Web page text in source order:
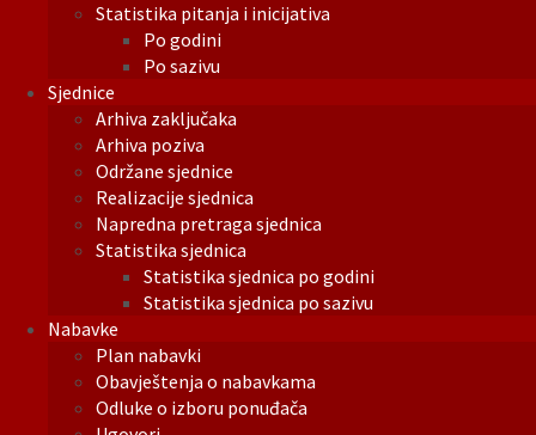
Statistika pitanja i inicijativa
Po godini
Po sazivu
Sjednice
Arhiva zaključaka
Arhiva poziva
Održane sjednice
Realizacije sjednica
Napredna pretraga sjednica
Statistika sjednica
Statistika sjednica po godini
Statistika sjednica po sazivu
Nabavke
Plan nabavki
Obavještenja o nabavkama
Odluke o izboru ponuđača